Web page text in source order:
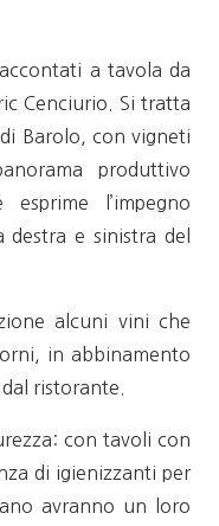
a tavola da
Cenciurio. Si tratta
Barolo, con vigneti
produttivo
l’impegno
destra e sinistra del
alcuni vini che
in abbinamento
ristorante.
con tavoli con
di igienizzanti per
avranno un loro